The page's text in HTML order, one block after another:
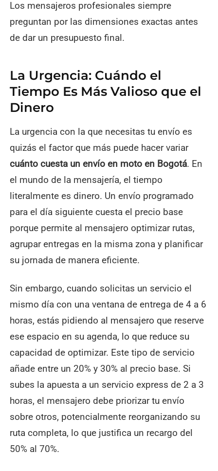
Los mensajeros profesionales siempre
preguntan por las dimensiones exactas antes
de dar un presupuesto final.
La Urgencia: Cuándo el
Tiempo Es Más Valioso que el
Dinero
La urgencia con la que necesitas tu envío es
quizás el factor que más puede hacer variar
cuánto cuesta un envío en moto en Bogotá. En
el mundo de la mensajería, el tiempo
literalmente es dinero. Un envío programado
para el día siguiente cuesta el precio base
porque permite al mensajero optimizar rutas,
agrupar entregas en la misma zona y planificar
su jornada de manera eficiente.
Sin embargo, cuando solicitas un servicio el
mismo día con una ventana de entrega de 4 a 6
horas, estás pidiendo al mensajero que reserve
ese espacio en su agenda, lo que reduce su
capacidad de optimizar. Este tipo de servicio
añade entre un 20% y 30% al precio base. Si
subes la apuesta a un servicio express de 2 a 3
horas, el mensajero debe priorizar tu envío
sobre otros, potencialmente reorganizando su
ruta completa, lo que justifica un recargo del
50% al 70%.